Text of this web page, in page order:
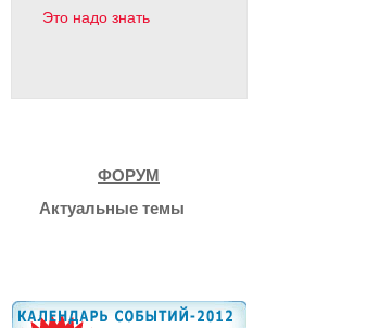
Это надо знать
ФОРУМ
Актуальные темы